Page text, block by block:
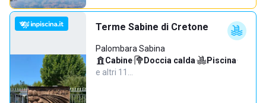
Terme Sabine di Cretone
Palombara Sabina
Cabine· Doccia calda· Piscina·
e altri 11…